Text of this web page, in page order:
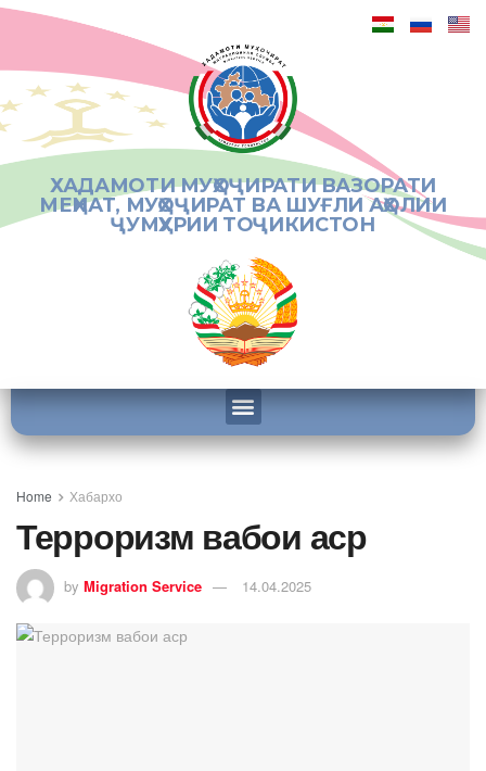
ХАДАМОТИ МУҲОҶИРАТИ ВАЗОРАТИ
МЕҲНАТ, МУҲОҶИРАТ ВА ШУҒЛИ АҲОЛИИ
ҶУМҲУРИИ ТОҶИКИСТОН
Home Хабархо
Терроризм вабои аср
by Migration Service 14.04.2025